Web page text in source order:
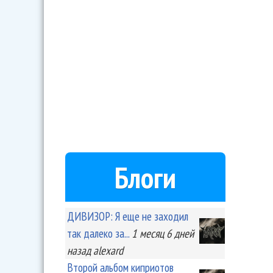
Блоги
ДИВИЗОР: Я еще не заходил
так далеко за... 1 месяц 6 дней
назад alexard
Второй альбом киприотов